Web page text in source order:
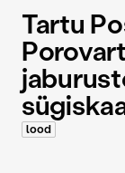
Tartu
lood